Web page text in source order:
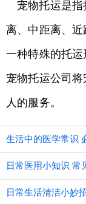
宠物托运是
离、中距离、
一种特殊的托
宠物托运公司
人的服务。
生活中的医学常识
日常医用小知识 常
日常生活清洁小妙